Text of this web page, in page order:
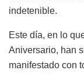
indetenible.
Este día, en lo
Aniversario, han
manifestado con